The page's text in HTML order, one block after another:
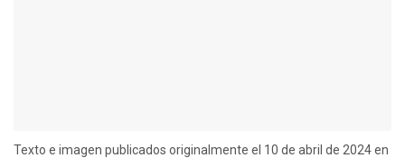
Texto e imagen publicados originalmente el 10 de abril de 2024 en